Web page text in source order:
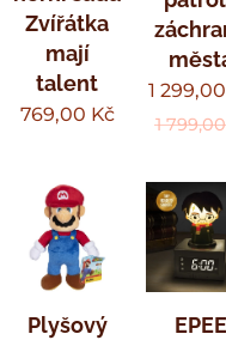
Zvířátka
mají
talent
769,00 Kč
1 299,00
1 799,00
Plyšový
EPEE